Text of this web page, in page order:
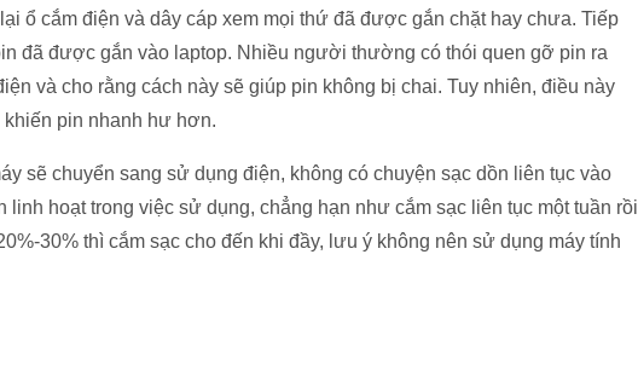
ổ cắm điện và dây cáp xem mọi thứ đã được gắn chặt hay chưa. Tiếp
đã được gắn vào laptop. Nhiều người thường có thói quen gỡ pin ra
và cho rằng cách này sẽ giúp pin không bị chai. Tuy nhiên, điều này
khiến pin nhanh hư hơn.
sẽ chuyển sang sử dụng điện, không có chuyện sạc dồn liên tục vào
hoạt trong việc sử dụng, chẳng hạn như cắm sạc liên tục một tuần rồi
30% thì cắm sạc cho đến khi đầy, lưu ý không nên sử dụng máy tính